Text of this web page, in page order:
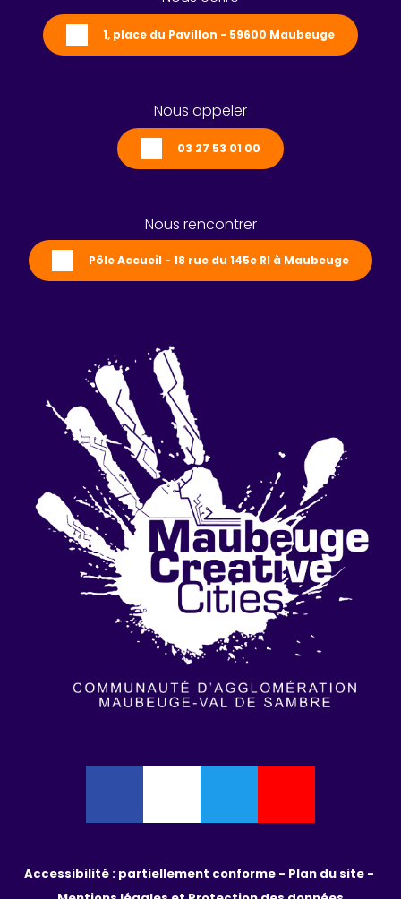
1, place du Pavillon - 59600 Maubeuge
Nous appeler
03 27 53 01 00
Nous rencontrer
Pôle Accueil - 18 rue du 145e RI à Maubeuge
Accessibilité : partiellement conforme -